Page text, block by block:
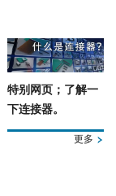
特别网页；了解一
下连接器。
更多